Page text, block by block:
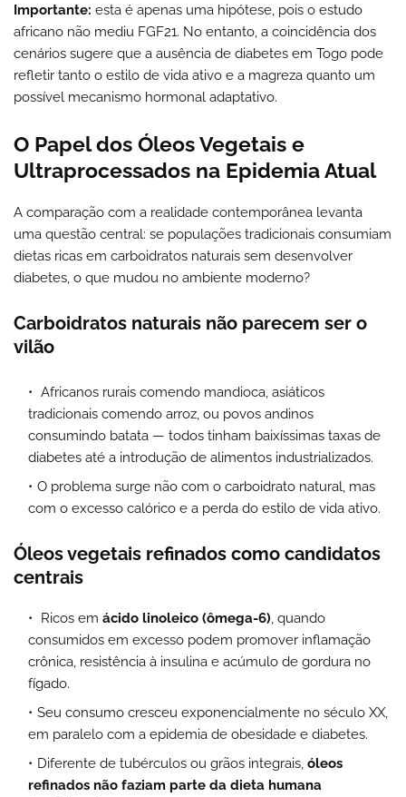
Importante: esta é apenas uma hipótese, pois o estudo
africano não mediu FGF21. No entanto, a coincidência dos
cenários sugere que a ausência de diabetes em Togo pode
refletir tanto o estilo de vida ativo e a magreza quanto um
possível mecanismo hormonal adaptativo.
O Papel dos Óleos Vegetais e
Ultraprocessados na Epidemia Atual
A comparação com a realidade contemporânea levanta
uma questão central: se populações tradicionais consumiam
dietas ricas em carboidratos naturais sem desenvolver
diabetes, o que mudou no ambiente moderno?
Carboidratos naturais não parecem ser o
vilão
Africanos rurais comendo mandioca, asiáticos
tradicionais comendo arroz, ou povos andinos
consumindo batata — todos tinham baixíssimas taxas de
diabetes até a introdução de alimentos industrializados.
O problema surge não com o carboidrato natural, mas
com o excesso calórico e a perda do estilo de vida ativo.
Óleos vegetais refinados como candidatos
centrais
Ricos em ácido linoleico (ômega-6) , quando
consumidos em excesso podem promover inflamação
crônica, resistência à insulina e acúmulo de gordura no
fígado.
Seu consumo cresceu exponencialmente no século XX,
em paralelo com a epidemia de obesidade e diabetes.
Diferente de tubérculos ou grãos integrais, óleos
refinados não faziam parte da dieta humana